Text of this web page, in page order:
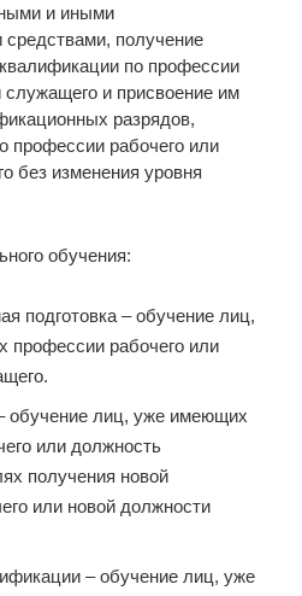
и иными
получение
по профессии
служащего и присвоение им
разрядов,
профессии рабочего или
без изменения уровня
обучения:
подготовка – обучение лиц,
профессии рабочего или
обучение лиц, уже имеющих
или должность
получения новой
или новой должности
– обучение лиц, уже